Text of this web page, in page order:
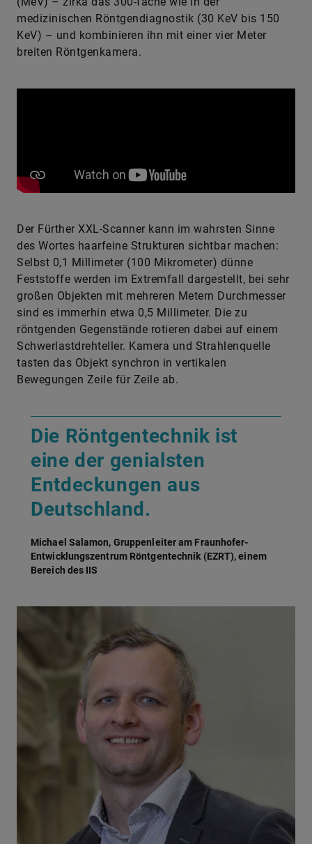
medizinischen Röntgendiagnostik (30 KeV bis 150
KeV) – und kombinieren ihn mit einer vier Meter
breiten Röntgenkamera.
Der Fürther XXL-Scanner kann im wahrsten Sinne
des Wortes haarfeine Strukturen sichtbar machen:
Selbst 0,1 Millimeter (100 Mikrometer) dünne
Feststoffe werden im Extremfall dargestellt, bei sehr
großen Objekten mit mehreren Metern Durchmesser
sind es immerhin etwa 0,5 Millimeter. Die zu
röntgenden Gegenstände rotieren dabei auf einem
Schwerlastdrehteller. Kamera und Strahlenquelle
tasten das Objekt synchron in vertikalen
Bewegungen Zeile für Zeile ab.
Die Röntgentechnik ist
eine der genialsten
Entdeckungen aus
Deutschland.
Michael Salamon, Gruppenleiter am Fraunhofer-
Entwicklungszentrum Röntgentechnik (EZRT), einem
Bereich des IIS